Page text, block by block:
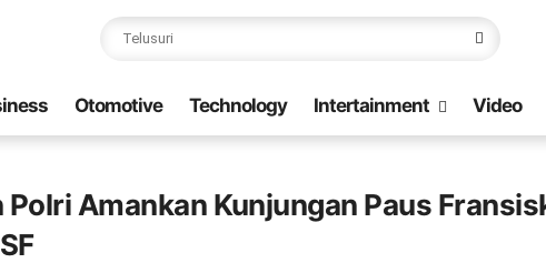
Otomotive Technology Intertainment Video
Polri Amankan Kunjungan Paus